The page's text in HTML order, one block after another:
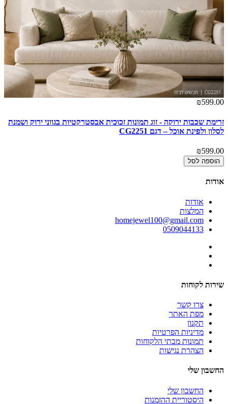
₪599.00
זרימת שכבות ירוקה - זוג תמונות זכוכית אבסטרקטיות בגווני ירוק ושמנת
לסלון ולפינת אוכל – דגם CG2251
₪599.00
הוספה לסל
אודות
אודות
המלצות
homejewel100@gmail.com
0509044133
שירות לקוחות
צרו קשר
מפת האתר
תקנון
מדיניות הפרטיות
תמונות מבתי הלקוחות
הצהרת נגישות
החשבון שלי
החשבון שלי
היסטוריית ההזמנות